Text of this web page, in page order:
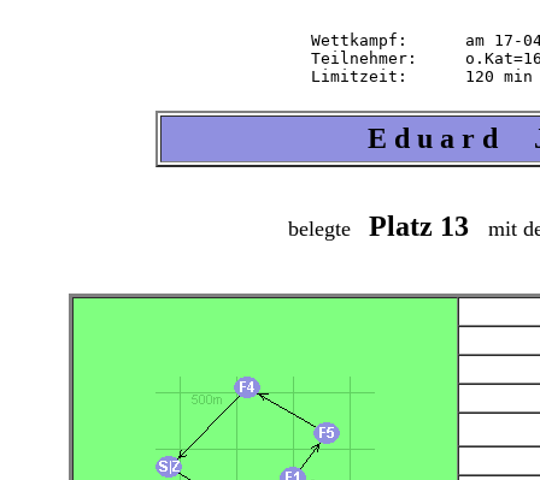
Wettkampf:  	am 17-04-2004   ab 14.30 Uhr   im 2-m-Band
Teilnehmer: 	o.Kat=16 Tln=16 +Hel=17
E d u a r d
belegte Platz 13 mit